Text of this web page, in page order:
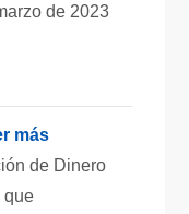
de 2023
más
de Dinero
que